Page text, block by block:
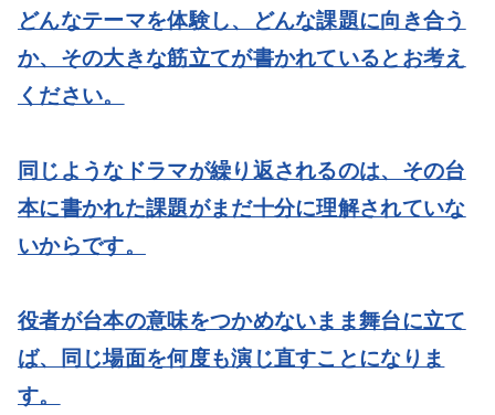
どんなテーマを体験し、どんな課題に向き合う
か、その大きな筋立てが書かれているとお考え
ください。
同じようなドラマが繰り返されるのは、その台
本に書かれた課題がまだ十分に理解されていな
いからです。
役者が台本の意味をつかめないまま舞台に立て
ば、同じ場面を何度も演じ直すことになりま
す。